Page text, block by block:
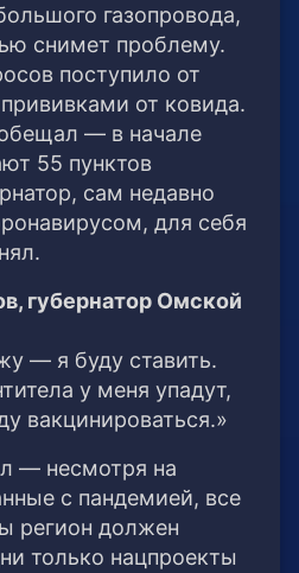
газопровода,
снимет проблему.
поступило от
от ковида.
— в начале
55 пунктов
сам недавно
для себя
губернатор Омской
— я буду ставить.
у меня упадут,
вакцинироваться.»
— несмотря на
с пандемией, все
регион должен
только нацпроекты